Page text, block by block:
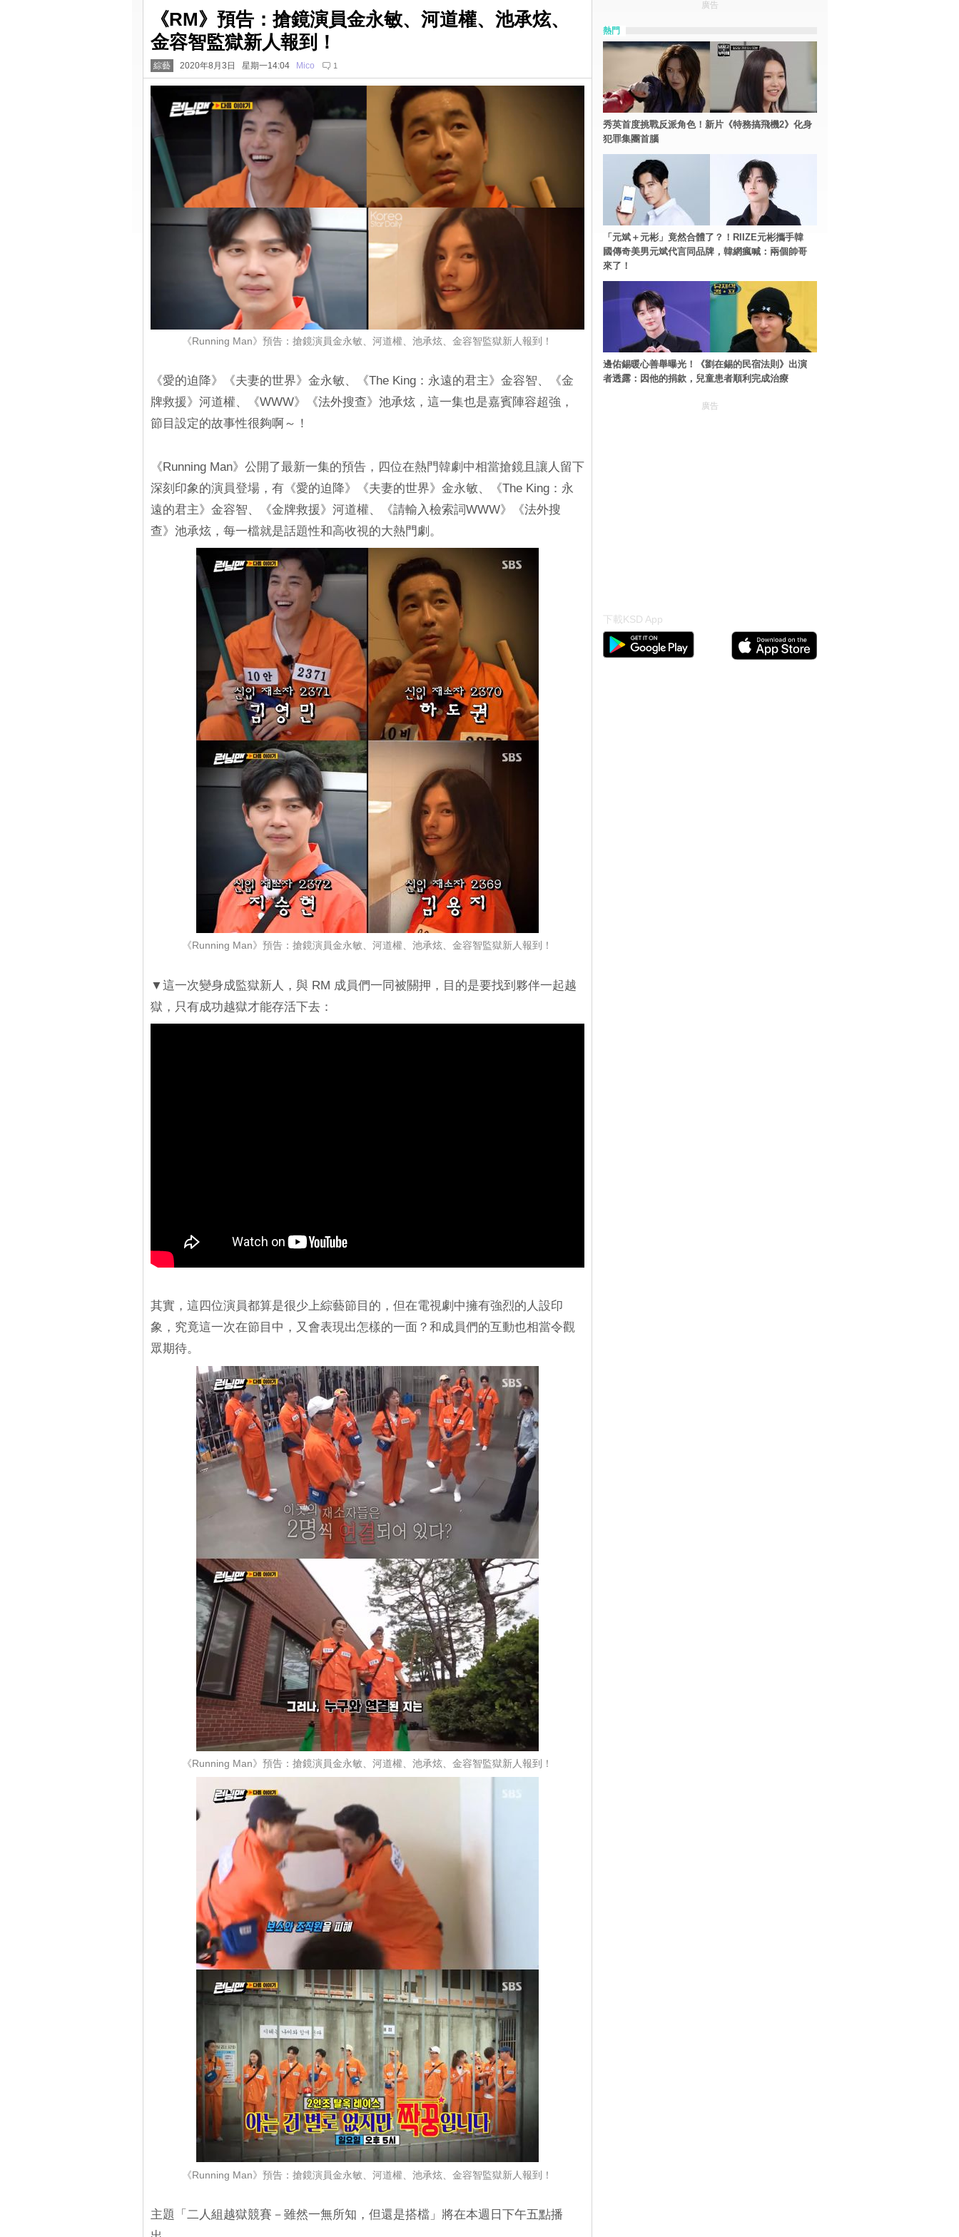
《RM》預告：搶鏡演員金永敏、河道權、池承炫、
金容智監獄新人報到！
綜藝 2020年8月3日 星期一14:04 Mico 1
《Running Man》預告：搶鏡演員金永敏、河道權、池承炫、金容智監獄新人報到！
《愛的迫降》《夫妻的世界》金永敏、《The King：永遠的君主》金容智、《金
牌救援》河道權、《WWW》《法外搜查》池承炫，這一集也是嘉賓陣容超強，
節目設定的故事性很夠啊～！
《Running Man》公開了最新一集的預告，四位在熱門韓劇中相當搶鏡且讓人留下
深刻印象的演員登場，有《愛的迫降》《夫妻的世界》金永敏、《The King：永
遠的君主》金容智、《金牌救援》河道權、《請輸入檢索詞WWW》《法外搜
查》池承炫，每一檔就是話題性和高收視的大熱門劇。
《Running Man》預告：搶鏡演員金永敏、河道權、池承炫、金容智監獄新人報到！
▼這一次變身成監獄新人，與 RM 成員們一同被關押，目的是要找到夥伴一起越
獄，只有成功越獄才能存活下去：
其實，這四位演員都算是很少上綜藝節目的，但在電視劇中擁有強烈的人設印
象，究竟這一次在節目中，又會表現出怎樣的一面？和成員們的互動也相當令觀
眾期待。
《Running Man》預告：搶鏡演員金永敏、河道權、池承炫、金容智監獄新人報到！
《Running Man》預告：搶鏡演員金永敏、河道權、池承炫、金容智監獄新人報到！
主題「二人組越獄競賽－雖然一無所知，但還是搭檔」將在本週日下午五點播
廣告
熱門
秀英首度挑戰反派角色！新片《特務搞飛機2》化身
犯罪集團首腦
「元斌＋元彬」竟然合體了？！RIIZE元彬攜手韓
國傳奇美男元斌代言同品牌，韓網瘋喊：兩個帥哥
來了！
邊佑錫暖心善舉曝光！《劉在錫的民宿法則》出演
者透露：因他的捐款，兒童患者順利完成治療
廣告
下載KSD App